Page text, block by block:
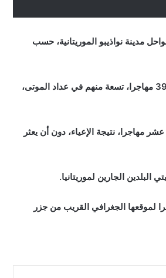
مدينة نواذيبو الموريتانية، حسب
وقال المراسل نقلا عن مصادر رسمية، إن السلطات بنواذيبو، عثرت على زورق يحمل 39 مهاجرا، تسعة منهم في عداد الموتى،
مهاجرا، نتيجة الإعياء، دون أن يعثر
الجارين لموريتانيا.
لموقعها الجغرافي القريب من جزر